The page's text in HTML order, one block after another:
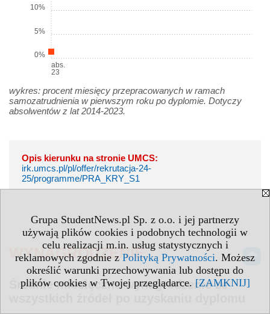
Grupa StudentNews.pl Sp. z o.o. i jej partnerzy
używają plików cookies i podobnych technologii w
celu realizacji m.in. usług statystycznych i
reklamowych zgodnie z Polityką Prywatności. Możesz
określić warunki przechowywania lub dostępu do
plików cookies w Twojej przeglądarce. [ZAMKNIJ]
abs.
23
0%
5%
10%
wykres: procent miesięcy przepracowanych w ramach
samozatrudnienia w pierwszym roku po dyplomie. Dotyczy
absolwentów z lat 2014-2023.
Opis kierunku na stronie UMCS:
irk.umcs.pl/pl/offer/rekrutacja-24-
25/programme/PRA_KRY_S1
WYNAGRODZENIE
Średnie miesięczne wynagrodzenie ze